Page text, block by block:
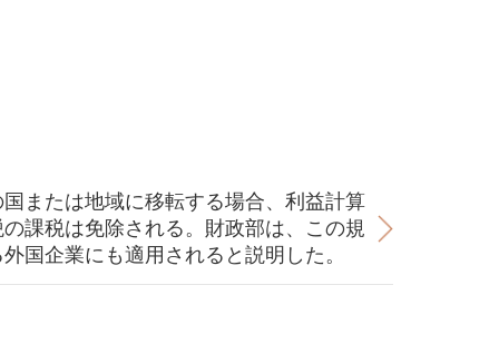
または地域に移転する場合、利益計算
課税は免除される。財政部は、この規
国企業にも適用されると説明した。